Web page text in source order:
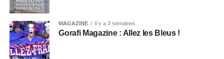
MAGAZINE Il y a 3 semaines
Gorafi Magazine : Allez les Bleus !